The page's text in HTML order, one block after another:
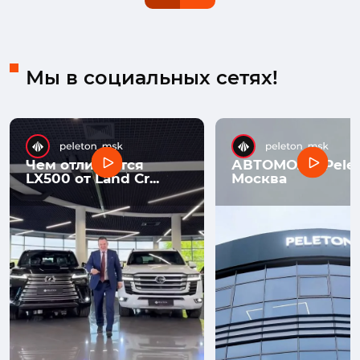
Мы в социальных сетях!
Чем отличается
LX500 от Land Cr...
АВТОМОЛЛ
Москва